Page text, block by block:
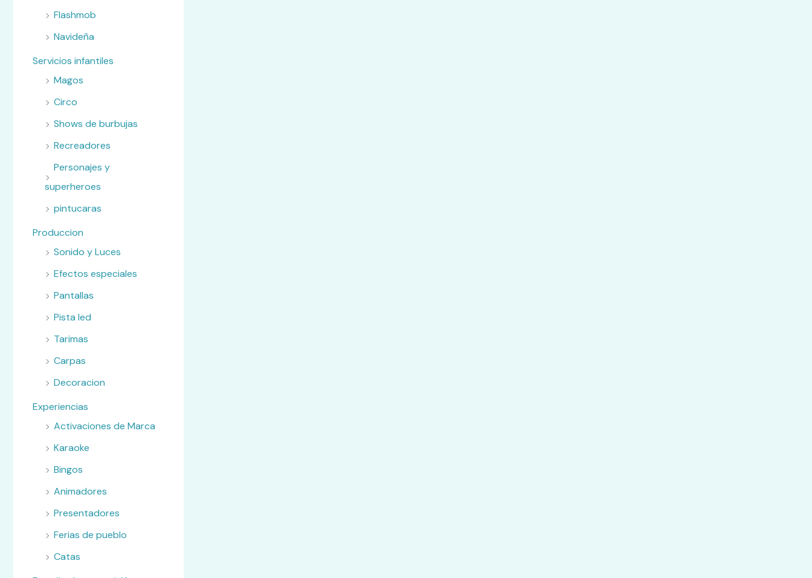
Flashmob
Navideña
Servicios infantiles
Magos
Circo
Shows de burbujas
Recreadores
Personajes y
superheroes
pintucaras
Produccion
Sonido y Luces
Efectos especiales
Pantallas
Pista led
Tarimas
Carpas
Decoracion
Experiencias
Activaciones de Marca
Karaoke
Bingos
Animadores
Presentadores
Ferias de pueblo
Catas